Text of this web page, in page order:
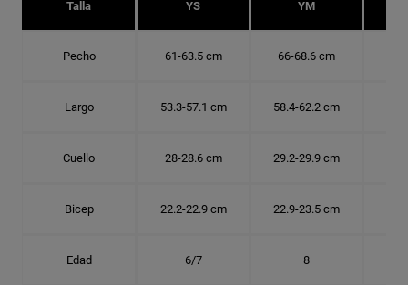
Talla YS YM
Pecho 61-63.5 cm 66-68.6 cm
Largo 53.3-57.1 cm 58.4-62.2 cm
Cuello 28-28.6 cm 29.2-29.9 cm
Bicep 22.2-22.9 cm 22.9-23.5 cm
Edad 6/7 8